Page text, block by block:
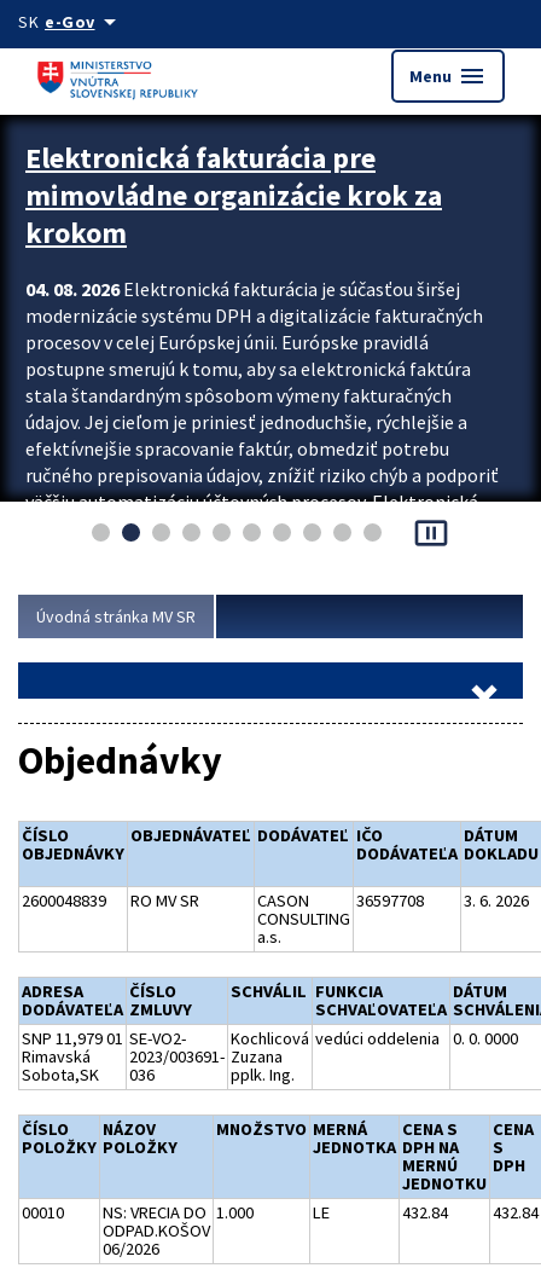
Preskocit na hlavný obsah
SK e-Govarrow_drop_down
Menu menu
Zastavit automatický posun upútavok
Elektronická fakturácia pre
mimovládne organizácie krok za
krokom
04. 08. 2026Elektronická fakturácia je súčasťou širšej
modernizácie systému DPH a digitalizácie fakturačných
procesov v celej Európskej únii. Európske pravidlá
postupne smerujú k tomu, aby sa elektronická faktúra
stala štandardným spôsobom výmeny fakturačných
údajov. Jej cieľom je priniesť jednoduchšie, rýchlejšie a
efektívnejšie spracovanie faktúr, obmedziť potrebu
ručného prepisovania údajov, znížiť riziko chýb a podporiť
väčšiu automatizáciu účtovných procesov. Elektronická
fakturácia preto nepredstavuje...
pause_presentation
Úvodná stránka MV SR
Objednávky
ČÍSLO
OBJEDNÁVKY
OBJEDNÁVATEĽ DODÁVATEĽ IČO
DODÁVATEĽA
DÁTUM
DOKLADU
2600048839 RO MV SR
CASON
CONSULTING
a.s.
36597708 3. 6. 2026
ADRESA
DODÁVATEĽA
ČÍSLO
ZMLUVY
SCHVÁLIL FUNKCIA
SCHVAĽOVATEĽA
DÁTUM
SNP 11,979 01
Rimavská
Sobota,SK
SE-VO2-
2023/003691-
036
Kochlicová
Zuzana
pplk. Ing.
vedúci oddelenia 0. 0. 0000
ČÍSLO
POLOŽKY
NÁZOV
POLOŽKY
MNOŽSTVO MERNÁ
JEDNOTKA
CENA S
DPH NA
MERNÚ
JEDNOTKU
CENA
S
DPH
00010
NS: VRECIA DO
ODPAD.KOŠOV
06/2026
1.000 LE 432.84 432.84